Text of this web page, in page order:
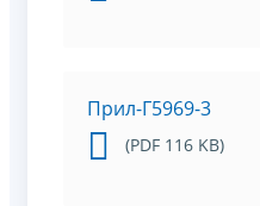
Прил-Г5969-3
(PDF 116 KB)